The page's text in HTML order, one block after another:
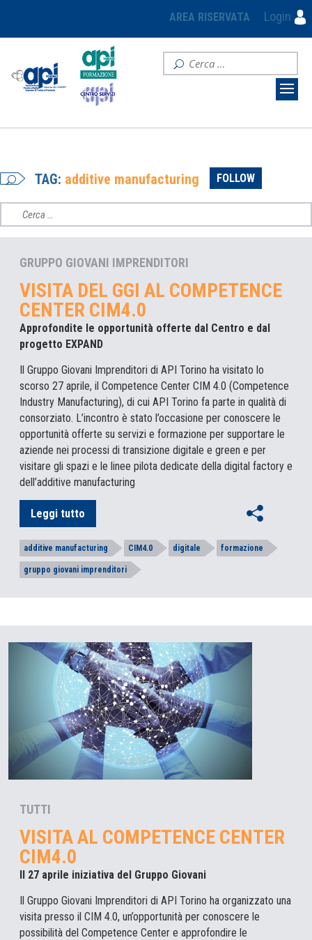
AREA RISERVATA Login
TAG: additive manufacturing FOLLOW
GRUPPO GIOVANI IMPRENDITORI
VISITA DEL GGI AL COMPETENCE
CENTER CIM4.0
Approfondite le opportunità offerte dal Centro e dal
progetto EXPAND
Il Gruppo Giovani Imprenditori di API Torino ha visitato lo
scorso 27 aprile, il Competence Center CIM 4.0 (Competence
Industry Manufacturing), di cui API Torino fa parte in qualità di
consorziato. L’incontro è stato l’occasione per conoscere le
opportunità offerte su servizi e formazione per supportare le
aziende nei processi di transizione digitale e green e per
visitare gli spazi e le linee pilota dedicate della digital factory e
dell’additive manufacturing
Leggi tutto
additive manufacturing CIM4.0 digitale formazione
gruppo giovani imprenditori
TUTTI
VISITA AL COMPETENCE CENTER
CIM4.0
Il 27 aprile iniziativa del Gruppo Giovani
Il Gruppo Giovani Imprenditori di API Torino ha organizzato una
visita presso il CIM 4.0, un’opportunità per conoscere le
possibilità del Competence Center e approfondire le